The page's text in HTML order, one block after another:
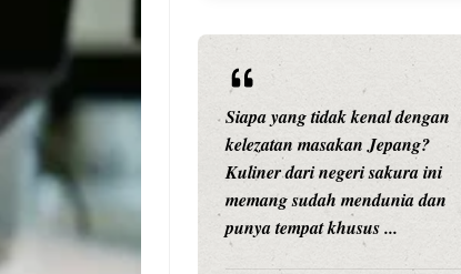
kamu mulai
cuma buat iseng-
malah jadi
Nah, itulah ...
Siapa yang tidak kenal dengan
kelezatan masakan Jepang?
Kuliner dari negeri sakura ini
memang sudah mendunia dan
punya tempat khusus ...